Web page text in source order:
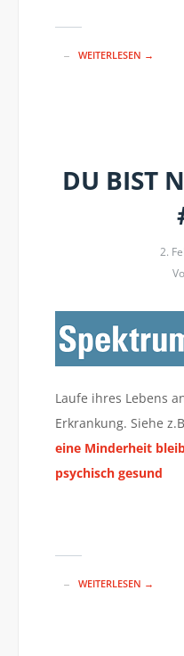
WEITERLESEN →
DU BIST
2.
Laufe ihres Lebens
Erkrankung. Siehe
eine Minderheit
psychisch gesund
WEITERLESEN →